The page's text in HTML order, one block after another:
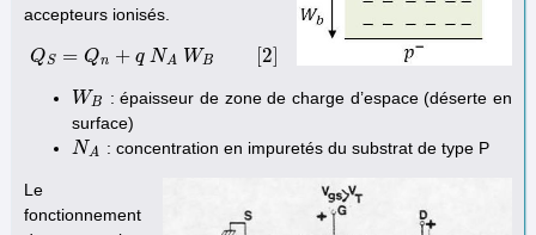
accepteurs ionisés.
QS = Qn + q NA WB [2]
QS= Qn +q NA WB[
WB
WB
: épaisseur de zone de charge d’espace (déserte en
surface)
NA
NA : concentration en impuretés du substrat de type P
Le
fonctionnement